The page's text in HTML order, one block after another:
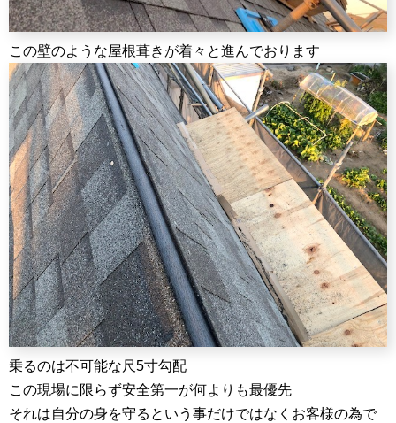
この壁のような屋根葺きが着々と進んでおります
乗るのは不可能な尺5寸勾配
この現場に限らず安全第一が何よりも最優先
それは自分の身を守るという事だけではなくお客様の為で